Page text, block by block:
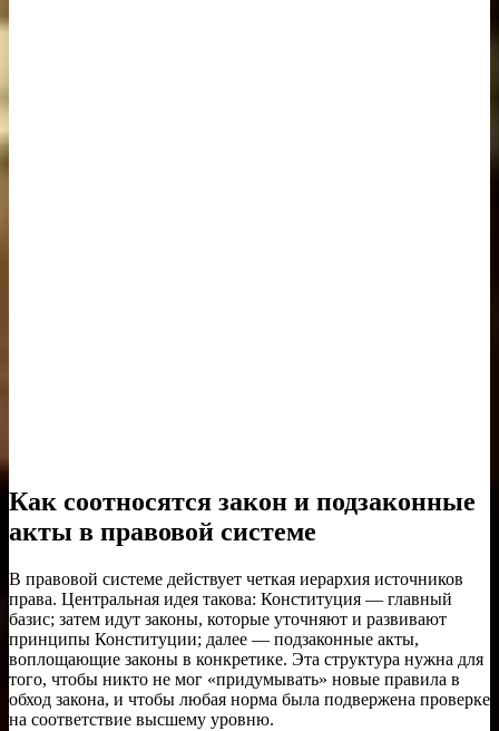
Как соотносятся закон и подзаконные
акты в правовой системе
В правовой системе действует четкая иерархия источников
права. Центральная идея такова: Конституция — главный
базис; затем идут законы, которые уточняют и развивают
принципы Конституции; далее — подзаконные акты,
воплощающие законы в конкретике. Эта структура нужна для
того, чтобы никто не мог «придумывать» новые правила в
обход закона, и чтобы любая норма была подвержена проверке
на соответствие высшему уровню.